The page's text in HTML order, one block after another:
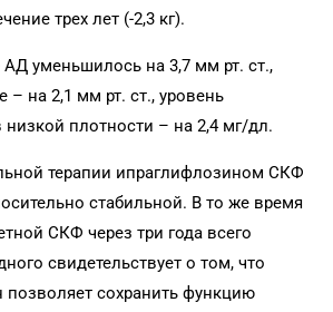
трех лет (-2,3 кг).
АД уменьшилось на 3,7 мм рт. ст.,
– на 2,1 мм рт. ст., уровень
плотности – на 2,4 мг/дл.
терапии ипраглифлозином СКФ
стабильной. В то же время
СКФ через три года всего
свидетельствует о том, что
позволяет сохранить функцию